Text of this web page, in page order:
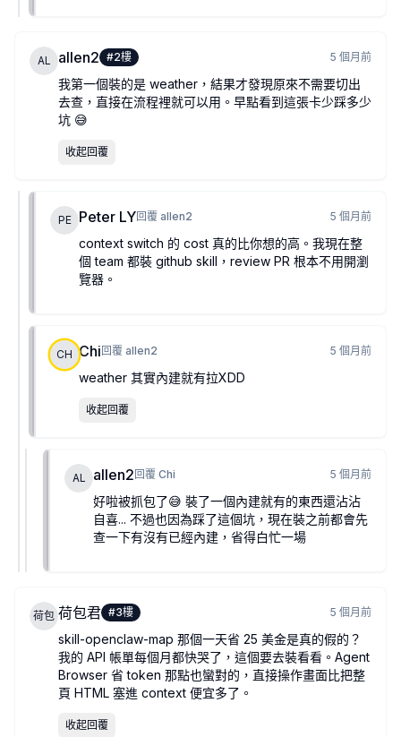
AL allen2 #2樓 5 個月前
我第一個裝的是 weather，結果才發現原來不需要切出
去查，直接在流程裡就可以用。早點看到這張卡少踩多少
坑 😅
收起回覆
PE Peter LY回覆 allen2 5 個月前
context switch 的 cost 真的比你想的高。我現在整
個 team 都裝 github skill，review PR 根本不用開瀏
覽器。
CH Chi 回覆 allen2 5 個月前
weather 其實內建就有拉XDD
收起回覆
AL allen2 回覆 Chi 5 個月前
好啦被抓包了😅 裝了一個內建就有的東西還沾沾
自喜... 不過也因為踩了這個坑，現在裝之前都會先
查一下有沒有已經內建，省得白忙一場
荷包 荷包君 #3樓 5 個月前
skill-openclaw-map 那個一天省 25 美金是真的假的？
我的 API 帳單每個月都快哭了，這個要去裝看看。Agent
Browser 省 token 那點也蠻對的，直接操作畫面比把整
頁 HTML 塞進 context 便宜多了。
收起回覆